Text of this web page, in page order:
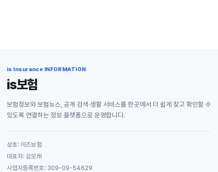
is Insurance INFORMATION
is보험
보험정보와 보험뉴스, 공개 검색·생활 서비스를 한곳에서 더 쉽게 찾고 확인할 수
있도록 연결하는 정보 플랫폼으로 운영합니다.
상호: 이즈보험
대표자: 김모래
사업자등록번호: 309-09-54629